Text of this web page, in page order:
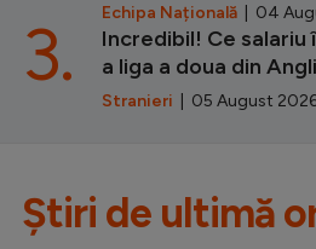
Echipa Națională | 04
Incredibil! Ce salariu
a liga a doua din
Stranieri | 05 August
3.
Știri de ultimă